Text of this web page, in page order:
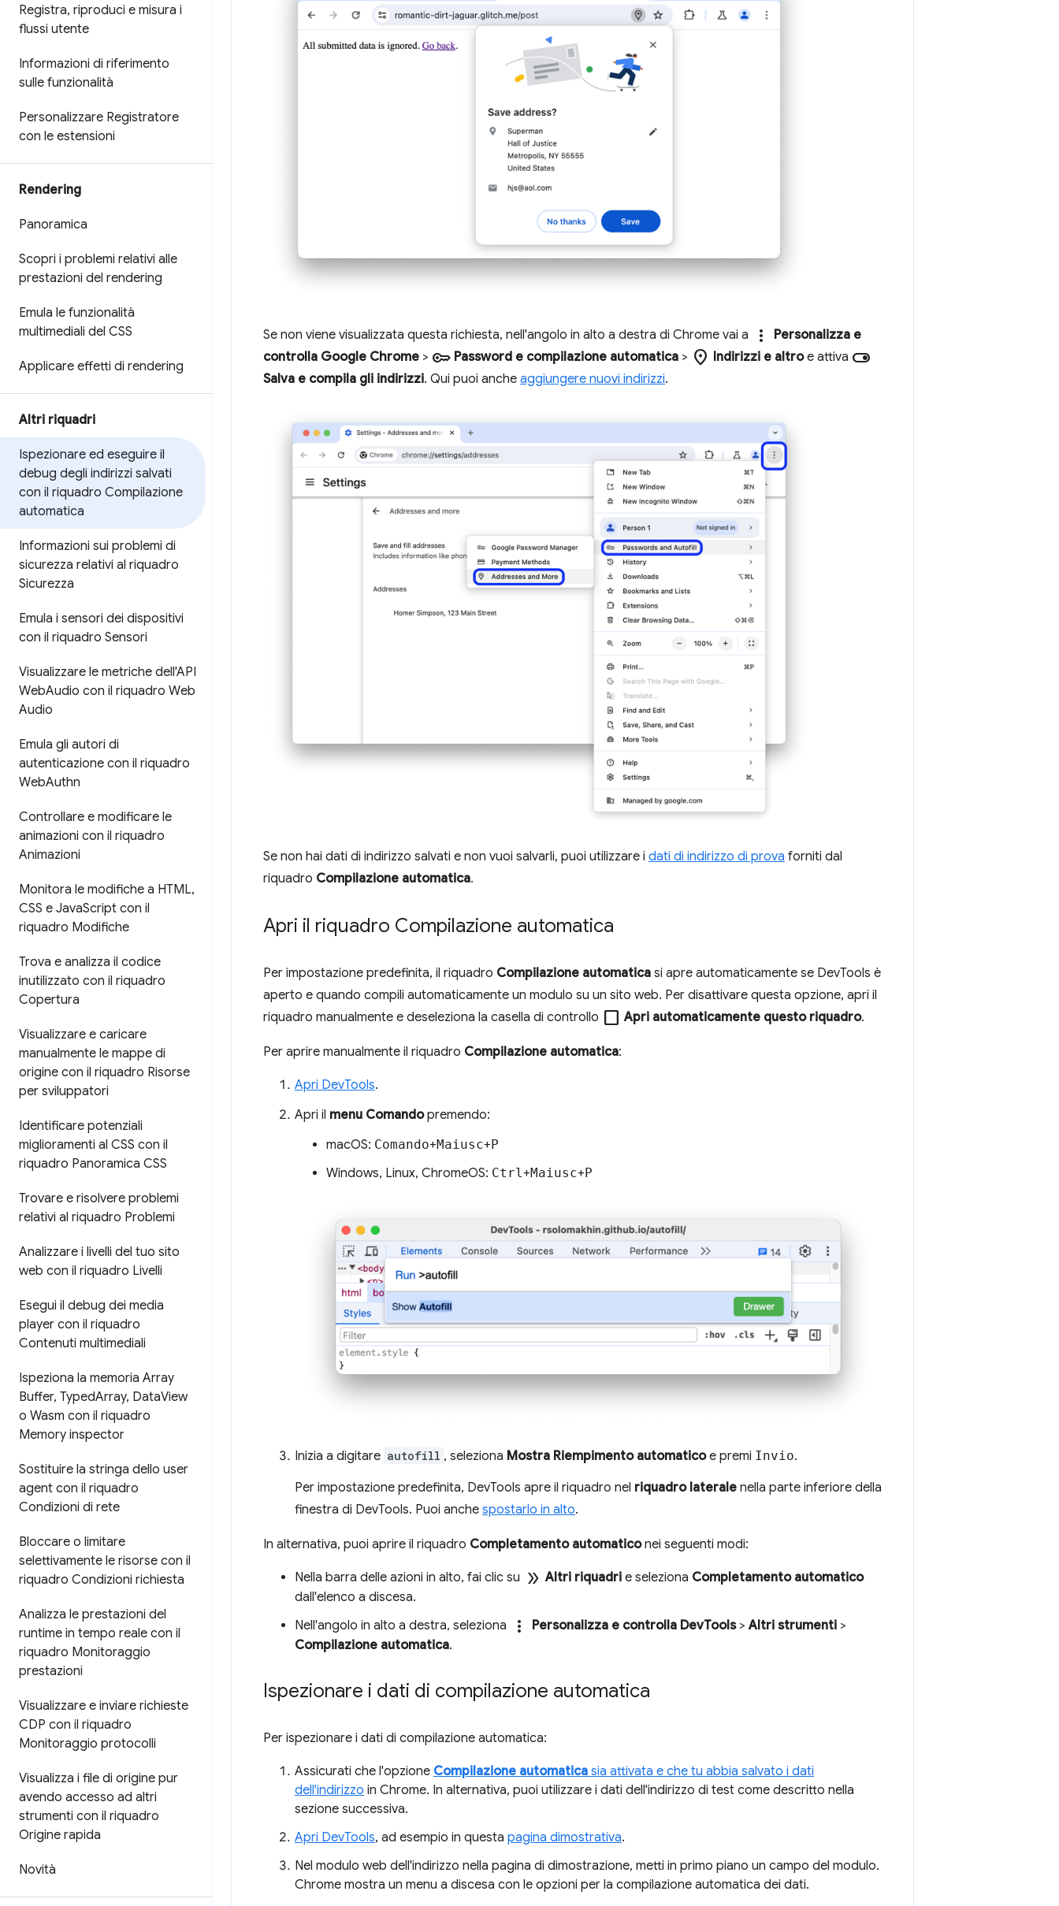
Registra, riproduci e misura i
flussi utente
Informazioni di riferimento
sulle funzionalità
Personalizzare Registratore
con le estensioni
Rendering
Panoramica
Scopri i problemi relativi alle
prestazioni del rendering
Emula le funzionalità
multimediali del CSS
Applicare effetti di rendering
Altri riquadri
Ispezionare ed eseguire il
debug degli indirizzi salvati
con il riquadro Compilazione
automatica
Informazioni sui problemi di
sicurezza relativi al riquadro
Sicurezza
Emula i sensori dei dispositivi
con il riquadro Sensori
Visualizzare le metriche dell'API
WebAudio con il riquadro Web
Audio
Emula gli autori di
autenticazione con il riquadro
WebAuthn
Controllare e modificare le
animazioni con il riquadro
Animazioni
Monitora le modifiche a HTML,
CSS e JavaScript con il
riquadro Modifiche
Trova e analizza il codice
inutilizzato con il riquadro
Copertura
Visualizzare e caricare
manualmente le mappe di
origine con il riquadro Risorse
per sviluppatori
Identificare potenziali
miglioramenti al CSS con il
riquadro Panoramica CSS
Trovare e risolvere problemi
relativi al riquadro Problemi
Analizzare i livelli del tuo sito
web con il riquadro Livelli
Esegui il debug dei media
player con il riquadro
Contenuti multimediali
Ispeziona la memoria Array
Buffer, TypedArray, DataView
o Wasm con il riquadro
Memory inspector
Sostituire la stringa dello user
agent con il riquadro
Condizioni di rete
Bloccare o limitare
selettivamente le risorse con il
riquadro Condizioni richiesta
Analizza le prestazioni del
runtime in tempo reale con il
riquadro Monitoraggio
prestazioni
Visualizzare e inviare richieste
CDP con il riquadro
Monitoraggio protocolli
Visualizza i file di origine pur
avendo accesso ad altri
strumenti con il riquadro
Origine rapida
Novità
Se non viene visualizzata questa richiesta, nell'angolo in alto a destra di Chrome vai a more_vert
Personalizza e
controlla Google Chrome > key Password e compilazione automatica > location_on Indirizzi e altroe attiva toggle_on
Salva e compila gli indirizzi. Qui puoi anche aggiungere nuovi indirizzi.
Se non hai dati di indirizzo salvati e non vuoi salvarli, puoi utilizzare i dati di indirizzo di prova forniti dal
riquadro Compilazione automatica.
Apri il riquadro Compilazione automatica
Per impostazione predefinita, il riquadro Compilazione automatica si apre automaticamente se DevTools è
aperto e quando compili automaticamente un modulo su un sito web. Per disattivare questa opzione, apri il
riquadro manualmente e deseleziona la casella di controllo check_box_outline_blank Apri automaticamente questo riquadro.
Per aprire manualmente il riquadro Compilazione automatica:
Apri DevTools.
Apri il menu Comandopremendo:
macOS: Comando+Maiusc+P
Windows, Linux, ChromeOS: Ctrl+Maiusc+P
Inizia a digitare autofill , seleziona Mostra Riempimento automaticoe premi Invio.
Per impostazione predefinita, DevTools apre il riquadro nel riquadro laterale nella parte inferiore della
finestra di DevTools. Puoi anche spostarlo in alto.
In alternativa, puoi aprire il riquadro Completamento automaticonei seguenti modi:
Nella barra delle azioni in alto, fai clic su double_arrow Altri riquadri e seleziona Completamento automatico
dall'elenco a discesa.
Nell'angolo in alto a destra, seleziona
more_vert Personalizza e controlla DevTools>Altri strumenti >
Compilazione automatica.
Ispezionare i dati di compilazione automatica
Per ispezionare i dati di compilazione automatica:
Assicurati che l'opzione Compilazione automatica sia attivata e che tu abbia salvato i dati
dell'indirizzo in Chrome. In alternativa, puoi utilizzare i dati dell'indirizzo di test come descritto nella
sezione successiva.
Apri DevTools, ad esempio in questa pagina dimostrativa.
Nel modulo web dell'indirizzo nella pagina di dimostrazione, metti in primo piano un campo del modulo.
Chrome mostra un menu a discesa con le opzioni per la compilazione automatica dei dati.